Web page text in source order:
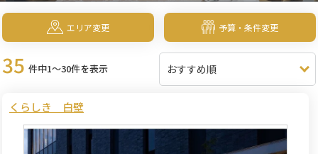
エリア変更 予算・条件変更
35 件中1～30件を表示
くらしき 白壁